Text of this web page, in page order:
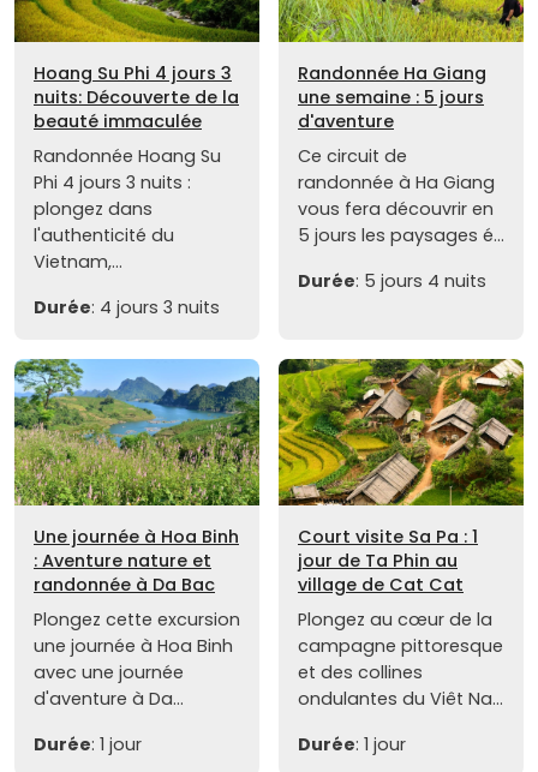
Hoang Su Phi 4 jours 3
nuits: Découverte de la
beauté immaculée
Randonnée Hoang Su
Phi 4 jours 3 nuits :
plongez dans
l'authenticité du
Vietnam,...
Durée: 4 jours 3 nuits
Randonnée Ha Giang
une semaine : 5 jours
d'aventure
Ce circuit de
randonnée à Ha Giang
vous fera découvrir en
5 jours les paysages é...
Durée: 5 jours 4 nuits
Une journée à Hoa Binh
: Aventure nature et
randonnée à Da Bac
Plongez cette excursion
une journée à Hoa Binh
avec une journée
d'aventure à Da...
Durée: 1 jour
Court visite Sa Pa : 1
jour de Ta Phin au
village de Cat Cat
Plongez au cœur de la
campagne pittoresque
et des collines
ondulantes du Viêt Na...
Durée: 1 jour